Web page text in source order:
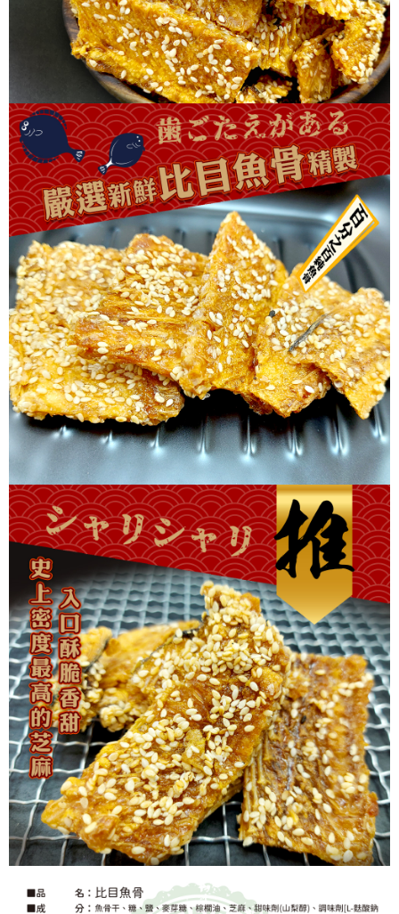
ATM／網路銀行／等多元方式進行付款，方視為交易完成。
※ 請注意：結帳手續完成當下不需立刻繳費，但若您需要取消訂單，請聯絡
購買商品的店家。未經商家同意取消之訂單仍視為有效，需透過AFTEE先享
後付繳納相關費用。
※ 交易是否成功請以「AFTEE先享後付 」之結帳頁面顯示為準，若有關於
是否繳費成功／繳費後需取消欲退款等相關疑問，請聯繫「AFTEE先享後付
客戶支援中心」https://netprotections.freshdesk.com/support/home
【注意事項】
１．透過由恩沛科技股份有限公司提供之「AFTEE先享後付」服務完成之交
易，需依本服務之必要範圍內提供個人資料，並將交易相關給付款項請求債
權轉讓予恩沛科技股份有限公司。
２．關於個人資料處理事宜，請瀏覽以下網址：
https://aftee.tw/terms/#terms3
３．未成年的使用者請事先徵得法定代理人或監護人之同意方可使用
「AFTEE先享後付」，若未經同意申辦者引起之損失，本公司不負相關責
任。
４．使用「AFTEE先享後付」時，將依據個別帳號之用戶狀況，依本公司即
時審查核予不同之上限額度；若仍有額度不足之情形，本公司將視審查結果
請求用戶進行身份認證。
５．嚴禁一人註冊多個帳號或使用他人資訊註冊。若發現惡意使用之情形，
恩沛科技股份有限公司將有權停止該用戶之使用額度並採取法律行動。
7-11取貨付款
每筆NT$60，滿NT$699(含以上)免運費
付款後7-11取貨
每筆NT$60，滿NT$699(含以上)免運費
宅配
每筆NT$150，滿NT$1,200(含以上)免運費